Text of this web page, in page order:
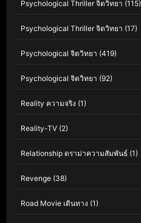
Psychological Thriller จิตวิทยา (115)
Psychological Thriller จิตวิทยา (17)
Psychological จิตวิทยา (419)
Psychological จิตวิทยา (92)
Reality ความจริง (1)
Reality-TV (2)
Relationship ดราม่าความสัมพันธ์ (1)
Revenge (38)
Road Movie เดินทาง (1)